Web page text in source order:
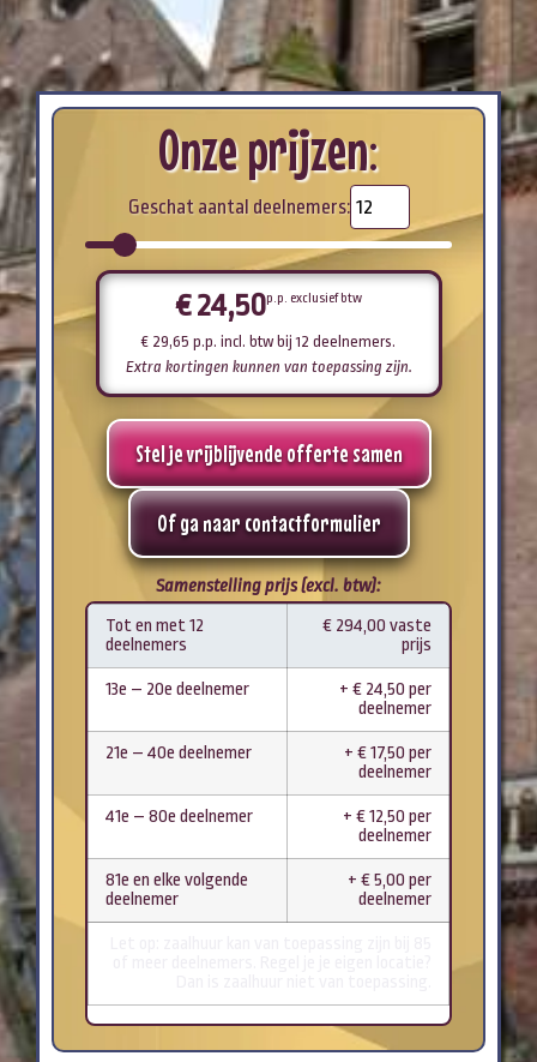
Onze prijzen:
Geschat aantal deelnemers:
€24,50p.p. exclusief btw
€ 29,65 p.p. incl. btw bij 12 deelnemers.
Extra kortingen kunnen van toepassing zijn.
Stel je vrijblijvende offerte samen
Of ga naar contactformulier
Samenstelling prijs (excl. btw):
Tot en met 12
deelnemers
€ 294,00 vaste
prijs
13e – 20e deelnemer
+ € 24,50 per
deelnemer
21e – 40e deelnemer
+ € 17,50 per
deelnemer
41e – 80e deelnemer
+ € 12,50 per
deelnemer
81e en elke volgende
deelnemer
+ € 5,00 per
deelnemer